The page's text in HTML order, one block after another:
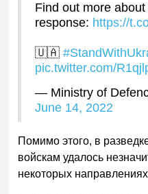
Find out more
response: https://
🇺🇦
pic.twitter.com/
— Ministry of
June 14, 2022
Помимо этого, в
войскам удалось
некоторых